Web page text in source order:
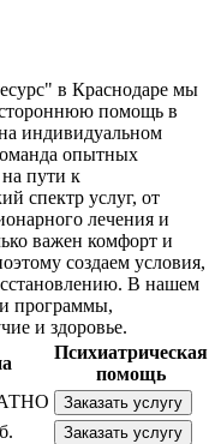
в Краснодаре мы
помощь в
индивидуальном
опытных
на пути к
спектр услуг, от
лечения и
важен комфорт и
создаем условия,
В нашем
программы,
и здоровье.
Психиатрическая
помощь
Заказать услугу
Заказать услугу